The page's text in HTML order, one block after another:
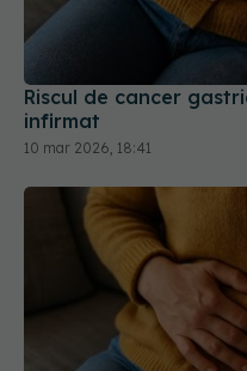
Riscul de cancer
10 mar 2026, 18:41